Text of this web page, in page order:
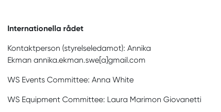
Internationella rådet
Kontaktperson (styrelseledamot): Annika
Ekman annika.ekman.swe[a]gmail.com
WS Events Committee: Anna White
WS Equipment Committee: Laura Marimon Giovanetti